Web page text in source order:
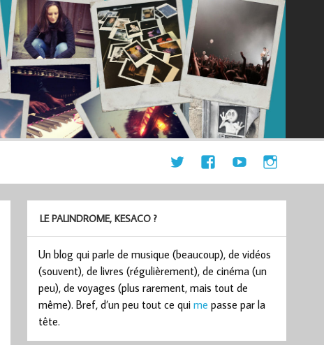
LE PALINDROME, KESACO ?
Un blog qui parle de musique (beaucoup), de vidéos
(souvent), de livres (régulièrement), de cinéma (un
peu), de voyages (plus rarement, mais tout de
même). Bref, d’un peu tout ce quime passe par la
tête.